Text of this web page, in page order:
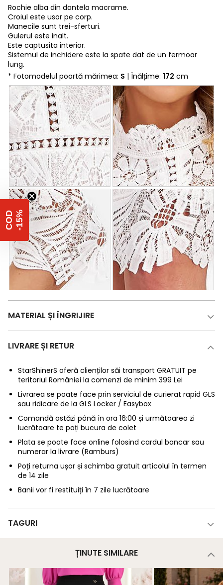
Rochie alba din dantela macrame.
Croiul este usor pe corp.
Manecile sunt trei-sferturi.
Gulerul este inalt.
Este captusita interior.
Sistemul de inchidere este la spate dat de un fermoar
lung.
* Fotomodelul poartă mărimea: S | Înălțime: 172 cm
MATERIAL ȘI ÎNGRIJIRE
LIVRARE ȘI RETUR
StarShinerS oferă clienților săi transport GRATUIT pe
teritoriul României la comenzi de minim 399 Lei
Livrarea se poate face prin serviciul de curierat rapid GLS
sau ridicare de la GLS Locker / Easybox
Comandă astăzi până în ora 16:00 și următoarea zi
lucrătoare te poți bucura de colet
Plata se poate face online folosind cardul bancar sau
numerar la livrare (Ramburs)
Poți returna ușor și schimba gratuit articolul în termen
de 14 zile
Banii vor fi restituiți în 7 zile lucrătoare
TAGURI
ȚINUTE SIMILARE
C
O
D
-
1
5 %